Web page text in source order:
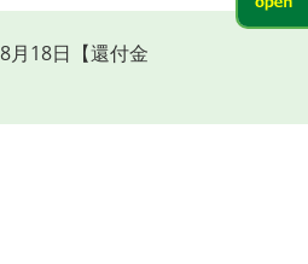
月18日【還付金